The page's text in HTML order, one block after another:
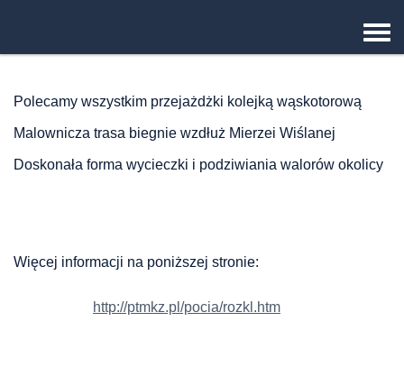
Polecamy wszystkim przejażdżki kolejką wąskotorową
Malownicza trasa biegnie wzdłuż Mierzei Wiślanej
Doskonała forma wycieczki i podziwiania walorów okolicy
Więcej informacji na poniższej stronie:
http://ptmkz.pl/pocia/rozkl.htm